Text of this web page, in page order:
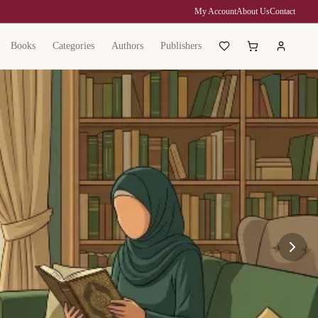
My AccountAbout UsContact
Books Categories Authors Publishers